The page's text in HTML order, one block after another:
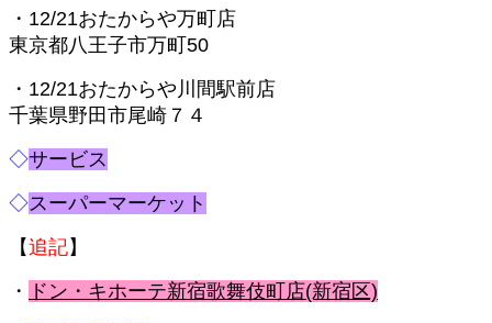
・12/21おたからや万町店
東京都八王子市万町50
・12/21おたからや川間駅前店
千葉県野田市尾崎７４
◇サービス
◇スーパーマーケット
【追記】
・
ドン・キホーテ新宿歌舞伎町店(新宿区)